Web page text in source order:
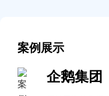
案例展示
企鹅集团